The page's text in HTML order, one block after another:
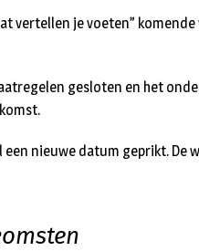
vertellen je voeten”
gesloten en het
een nieuwe datum geprikt. De